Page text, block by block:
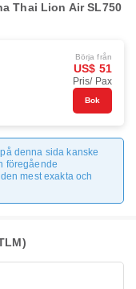
Thai Lion Air SL750
Börja från
US$ 51
Pris/ Pax
Bok
denna sida kanske
föregående
mest exakta och